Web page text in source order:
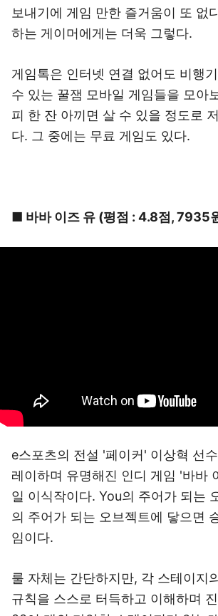
보내기에 게임 만한 즐거움이 또 없
하는 게이머에게는 더욱 그렇다.
게임톡은 인터넷 연결 없어도 비행
수 있는 꿀잼 모바일 게임들을 모아
피 한 잔 아끼면 살 수 있을 정도로
다. 그 중에는 무료 게임도 있다.
■ 바바 이즈 유 (평점 : 4.8점, 7935
e스포츠의 전설 '페이커' 이상혁 선
레이하며 유명해진 인디 게임 '바바
일 이식작이다. You의 주어가 되는
의 주어가 되는 오브젝트에 닿으면
임이다.
룰 자체는 간단하지만, 각 스테이지
규칙을 스스로 터득하고 이해하며